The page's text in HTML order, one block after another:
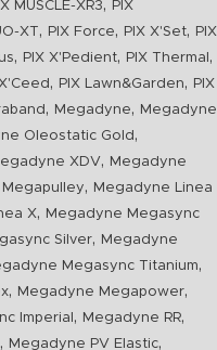
MUSCLE-XR3,
PIX
XT , PIX Force, PIX X'Set,
PIX
, PIX X'Pedient, PIX Thermal ,
, PIX Lawn&Garden,
PIX
, Megadyne,
Megadyne
Oleostatic Gold ,
XDV,
Megadyne
,
Megadyne Linea
X,
Megadyne Megasync
Silver,
Megadyne
Megasync Titanium,
, Megadyne Megapower,
Imperial , Megadyne RR,
, Megadyne PV Elastic,